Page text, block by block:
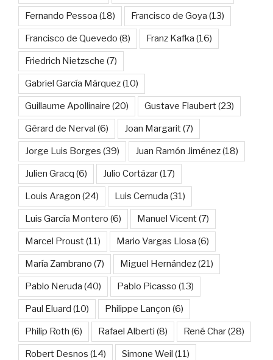
Fernando Pessoa (18) Francisco de Goya (13)
Francisco de Quevedo (8) Franz Kafka (16)
Friedrich Nietzsche (7)
Gabriel García Márquez(10)
Guillaume Apollinaire (20) Gustave Flaubert(23)
Gérard de Nerval (6) Joan Margarit(7)
Jorge Luis Borges (39) Juan Ramón Jiménez(18)
Julien Gracq (6) Julio Cortázar(17)
Louis Aragon (24) Luis Cernuda (31)
Luis García Montero (6) Manuel Vicent(7)
Marcel Proust(11) Mario Vargas Llosa (6)
María Zambrano (7) Miguel Hernández(21)
Pablo Neruda (40) Pablo Picasso (13)
Paul Eluard (10) Philippe Lançon (6)
Philip Roth (6) Rafael Alberti (8) René Char(28)
Robert Desnos (14) Simone Weil (11)